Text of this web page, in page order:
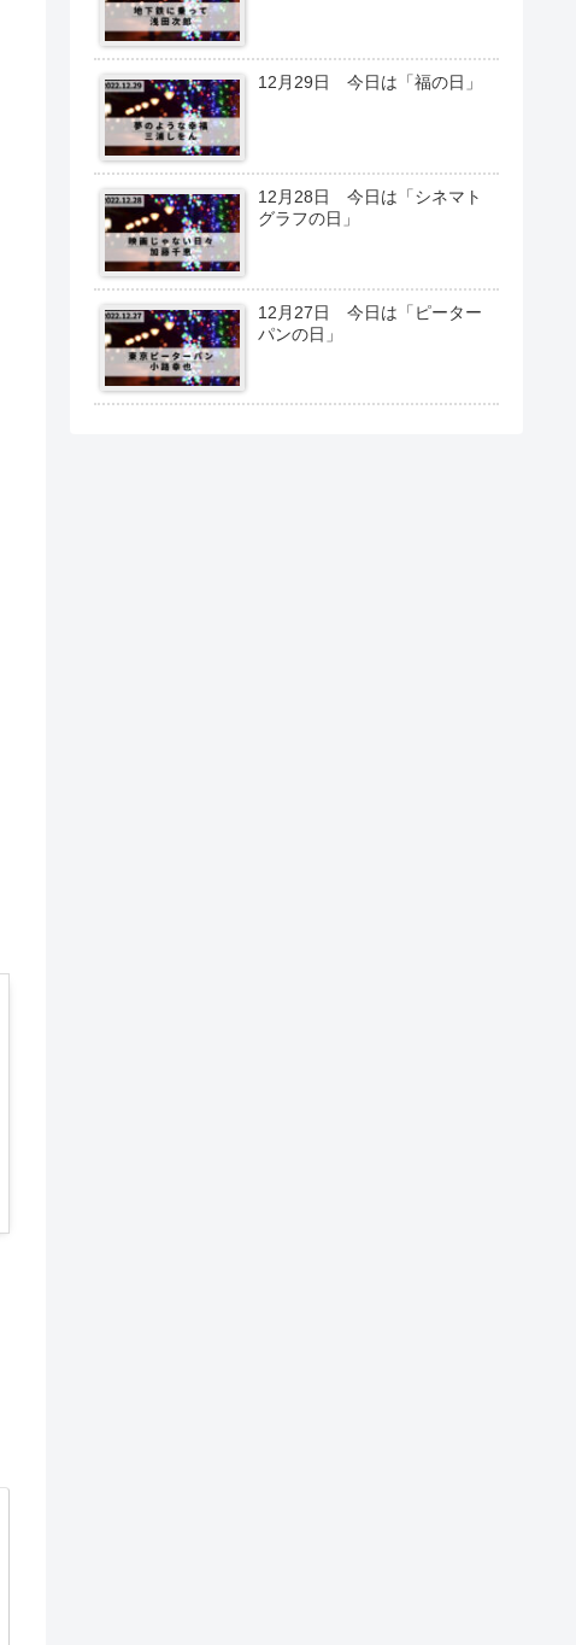
12月29日 今日は「福の日」
12月28日 今日は「シネマト
グラフの日」
12月27日 今日は「ピーター
パンの日」